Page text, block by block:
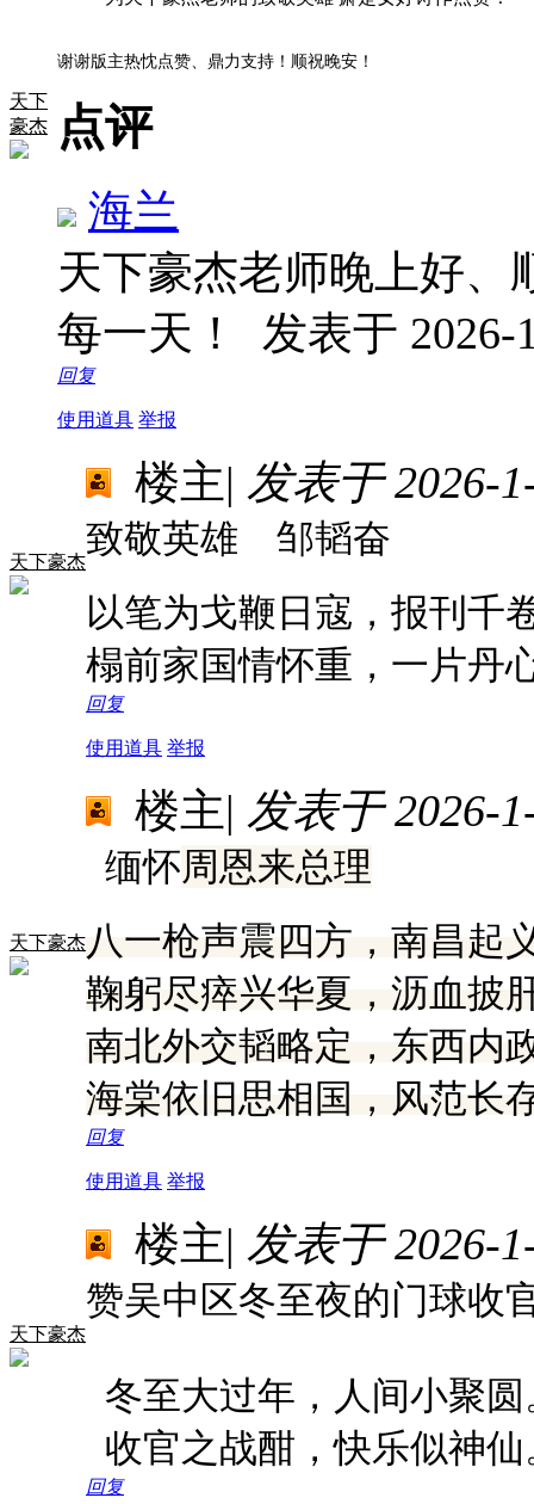
天下
豪杰
谢谢版主热忱点赞、鼎力支持！顺祝晚安！
点评
海兰
天下豪杰老师晚上好、
每一天！ 发表于 2026-
回复
使用道具 举报
天下豪杰
楼主| 发表于 2026-
致敬英雄 邹韬奋
以笔为戈鞭日寇，报刊千
榻前家国情怀重，一片丹
回复
使用道具 举报
天下豪杰
楼主| 发表于 2026-
缅怀周恩来总理
八一枪声震四方，南昌起
鞠躬尽瘁兴华夏，沥血披
南北外交韬略定，东西内
海棠依旧思相国，风范长
回复
使用道具 举报
天下豪杰
楼主| 发表于 2026-
赞吴中区冬至夜的门球收
冬至大过年，人间小聚圆
收官之战酣，快乐似神仙
回复